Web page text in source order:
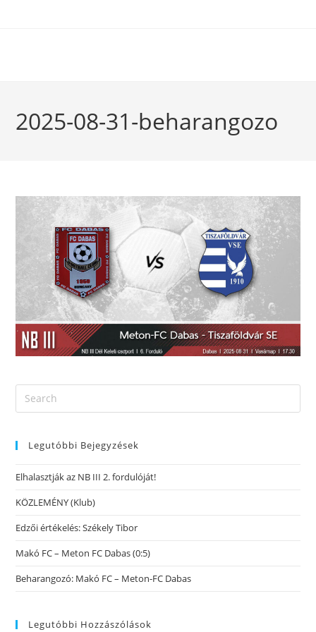
2025-08-31-beharangozo
Legutóbbi Bejegyzések
Elhalasztják az NB III 2. fordulóját!
KÖZLEMÉNY (Klub)
Edzői értékelés: Székely Tibor
Makó FC – Meton FC Dabas (0:5)
Beharangozó: Makó FC – Meton-FC Dabas
Legutóbbi Hozzászólások